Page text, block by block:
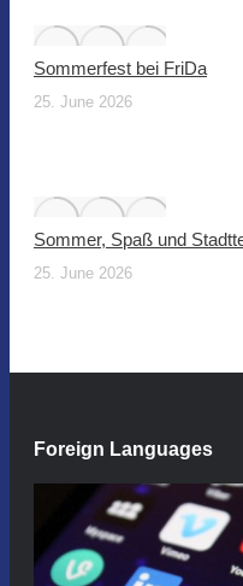
Sommerfest bei FriDa
25. June 2026
Sommer, Spaß und
25. June 2026
Foreign Languages